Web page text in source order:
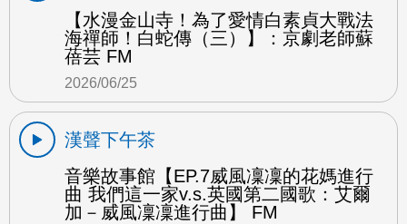
【水漫金山寺！為了愛情白素貞大戰法
海禪師！白蛇傳（三）】：京劇老師蘇
蓓芸 FM
2026/06/25
漢聲下午茶
音樂故事館【EP.7威風凜凜的花媽進行
曲 我們這一家v.s.英國第二國歌：艾爾
加－威風凜凜進行曲】 FM